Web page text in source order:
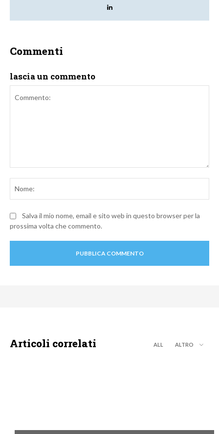
Commenti
lascia un commento
Salva il mio nome, email e sito web in questo browser per la
prossima volta che commento.
Articoli correlati ALL ALTRO